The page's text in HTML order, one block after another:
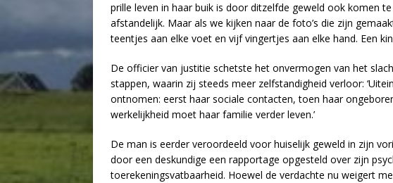
prille leven in haar buik is door ditzelfde geweld ook komen
afstandelijk. Maar als we kijken naar de foto’s die zijn
teentjes aan elke voet en vijf vingertjes aan elke hand. Een
De officier van justitie schetste het onvermogen van het
stappen, waarin zij steeds meer zelfstandigheid verloor:
ontnomen: eerst haar sociale contacten, toen haar
werkelijkheid moet haar familie verder leven.’
De man is eerder veroordeeld voor huiselijk geweld in zijn
door een deskundige een rapportage opgesteld over zijn
toerekeningsvatbaarheid. Hoewel de verdachte nu weigert